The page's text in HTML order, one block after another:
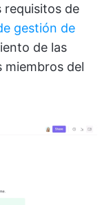
requisitos de
gestión de
de las
miembros del